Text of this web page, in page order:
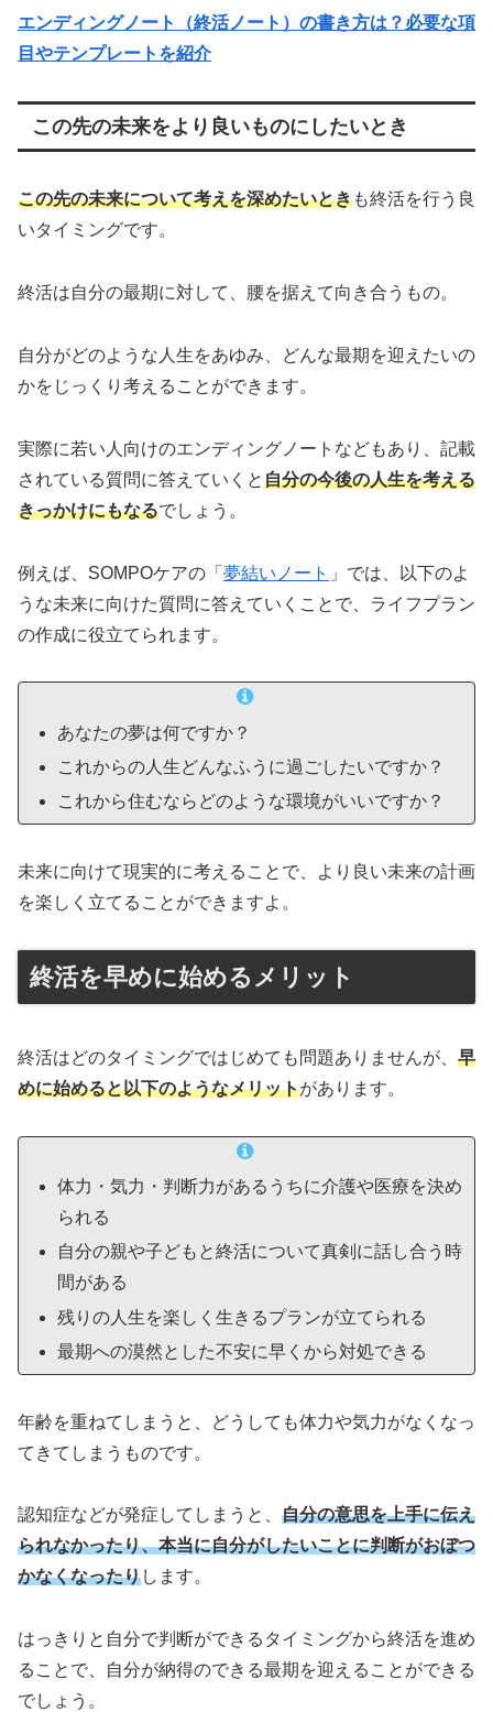
エンディングノート（終活ノート）の書き方は？必要な項
目やテンプレートを紹介
この先の未来をより良いものにしたいとき
この先の未来について考えを深めたいときも終活を行う良
いタイミングです。
終活は自分の最期に対して、腰を据えて向き合うもの。
自分がどのような人生をあゆみ、どんな最期を迎えたいの
かをじっくり考えることができます。
実際に若い人向けのエンディングノートなどもあり、記載
されている質問に答えていくと自分の今後の人生を考える
きっかけにもなるでしょう。
例えば、SOMPOケアの「 夢結いノート 」では、以下のよ
うな未来に向けた質問に答えていくことで、ライフプラン
の作成に役立てられます。
あなたの夢は何ですか？
これからの人生どんなふうに過ごしたいですか？
これから住むならどのような環境がいいですか？
未来に向けて現実的に考えることで、より良い未来の計画
を楽しく立てることができますよ。
終活を早めに始めるメリット
終活はどのタイミングではじめても問題ありませんが、 早
めに始めると以下のようなメリットがあります。
体力・気力・判断力があるうちに介護や医療を決め
られる
自分の親や子どもと終活について真剣に話し合う時
間がある
残りの人生を楽しく生きるプランが立てられる
最期への漠然とした不安に早くから対処できる
年齢を重ねてしまうと、どうしても体力や気力がなくなっ
てきてしまうものです。
認知症などが発症してしまうと、 自分の意思を上手に伝え
られなかったり、本当に自分がしたいことに判断がおぼつ
かなくなったりします。
はっきりと自分で判断ができるタイミングから終活を進め
ることで、自分が納得のできる最期を迎えることができる
でしょう。